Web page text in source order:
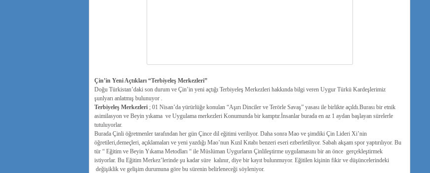
Çin’in Yeni Açtıkları “Terbiyeleş Merkezleri”
Doğu Türkistan’daki son durum ve Çin’in yeni açtığı Terbiyeleş Merkezleri hakkında bilgi veren Uygur Türkü Kardeşlerimiz
şunlyarı anlatmış bulunuyor .
Terbiyeleş Merkezleri; 01 Nisan’da yürürlüğe konulan “Aşırı Dinciler ve Terörle Savaş” yasası ile birlikte açıldı.Burası bir etnik
asimilasyon ve Beyin yıkama ve Uygulama merkezleri Konumunda bir kamptır.İnsanlar burada en az 1 aydan başlayan sürelerle
tutuluyorlar.
Burada Çinli öğretmenler tarafından her gün Çince dil eğitimi veriliyor. Daha sonra Mao ve şimdiki Çin Lideri Xi’nin
öğretileri,demeçleri, açıklamaları ve yeni yazdığı Mao’nun Kızıl Kıtabı benzeri eseri ezberletiliyor. Sabah akşam spor yaptırılıyor. Bu
tür “ Eğitim ve Beyin Yıkama Metodları “ ile Müslüman Uygurların Çinlileştirme uygulamasını bir an önce gerçekleştirmek
istiyorlar. Bu Eğitim Merkez’lerinde şu kadar süre kalınır, diye bir kayıt bulunmuyor. Eğitilen kişinin fikir ve düşüncelerindeki
değişiklik ve gelişim durumuna göre bu sürenin belirleneceği söyleniyor.